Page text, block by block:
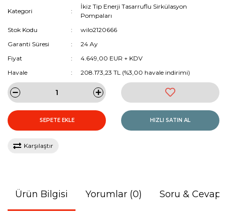
Kategori
İkiz Tip Enerji Tasarruflu Sirkülasyon
Pompaları
Stok Kodu
wilo2120666
Garanti Süresi
24 Ay
Fiyat
4.649,00 EUR + KDV
Havale
208.173,23 TL (%3,00 havale indirimi)
SEPETE EKLE HIZLI SATIN AL
Karşılaştır
Ürün Bilgisi Yorumlar (0) Soru & Cevap